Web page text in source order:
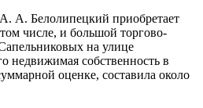
А. Белолипецкий приобретает
числе, и большой торгово-
на улице
недвижимая собственность в
оценке, составила около